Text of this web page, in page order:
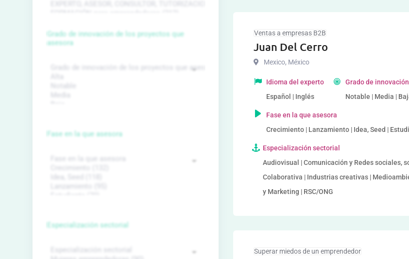
Ventas a empresas B2B
Juan Del Cerro
Mexico, México
Idioma del experto
Español | Inglés
Grado de
Notable | Media |
Fase en la que asesora
Crecimiento | Lanzamiento | Idea, Seed |
Especialización sectorial
Audiovisual | Comunicación y Redes sociales,
Colaborativa | Industrias creativas |
y Marketing | RSC/ONG
Superar miedos de un emprendedor
Grado de innovación de los proyectos que
asesora
Fase en la que asesora
Especialización sectorial